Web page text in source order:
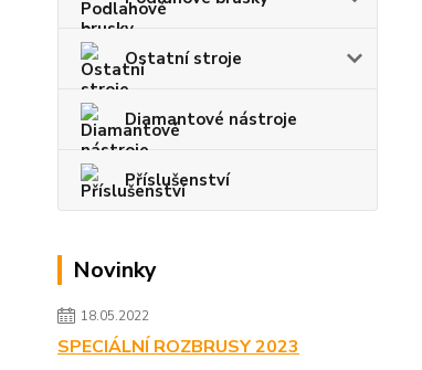
Ostatní stroje
Diamantové nástroje
Příslušenství
Novinky
18.05.2022
SPECIÁLNÍ ROZBRUSY 2023